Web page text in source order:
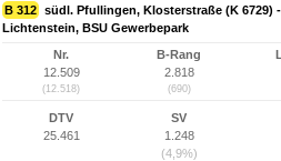
B 312 südl. Pfullingen, Klosterstraße (K 6729)
Lichtenstein, BSU Gewerbepark
Nr.
12.509
(12.518)
B-Rang
2.818
(690)
DTV
25.461
SV
1.248
(4,9%)